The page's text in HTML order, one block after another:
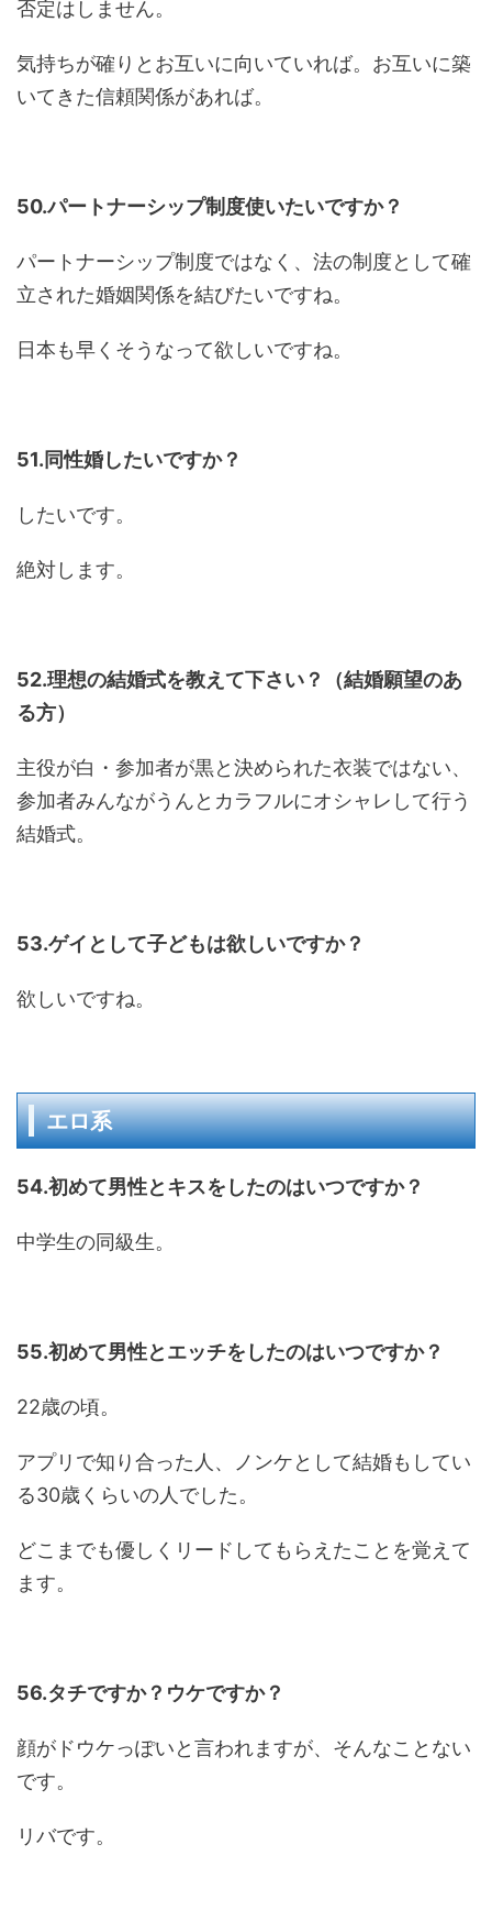
否定はしません。
気持ちが確りとお互いに向いていれば。お互いに築
いてきた信頼関係があれば。
50.パートナーシップ制度使いたいですか？
パートナーシップ制度ではなく、法の制度として確
立された婚姻関係を結びたいですね。
日本も早くそうなって欲しいですね。
51.同性婚したいですか？
したいです。
絶対します。
52.理想の結婚式を教えて下さい？（結婚願望のあ
る方）
主役が白・参加者が黒と決められた衣装ではない、
参加者みんながうんとカラフルにオシャレして行う
結婚式。
53.ゲイとして子どもは欲しいですか？
欲しいですね。
エロ系
54.初めて男性とキスをしたのはいつですか？
中学生の同級生。
55.初めて男性とエッチをしたのはいつですか？
22歳の頃。
アプリで知り合った人、ノンケとして結婚もしてい
る30歳くらいの人でした。
どこまでも優しくリードしてもらえたことを覚えて
ます。
56.タチですか？ウケですか？
顔がドウケっぽいと言われますが、そんなことない
です。
リバです。